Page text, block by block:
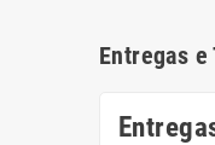
Entregas